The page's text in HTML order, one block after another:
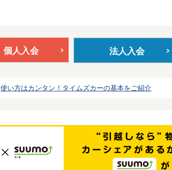
個人入会 法人入会
使い方はカンタン！タイムズカーの基本をご紹介